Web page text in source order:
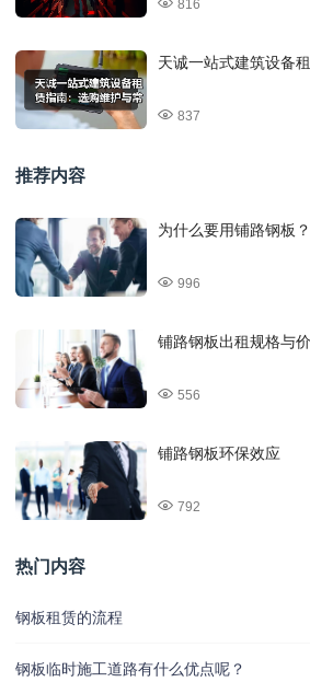
816
天诚一站式建筑设备
837
推荐内容
为什么要用铺路钢板？
996
铺路钢板出租规格与
556
铺路钢板环保效应
792
热门内容
钢板租赁的流程
钢板临时施工道路有什么优点呢？